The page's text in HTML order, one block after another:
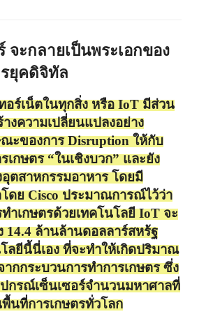
จะกลายเป็นพระเอกของ
ยุคดิจิทัล
อร์เน็ตในทุกสิ่ง หรือ IoT มีส่วน
งความเปลี่ยนแปลงอย่าง
ณะของการ Disruption ให้กับ
เกษตร “ในเชิงบวก” และยัง
ตสาหกรรมอาหาร โดยมี
ดย Cisco ประมาณการณ์ไว้ว่า
ำเกษตรด้วยเทคโนโลยี IoT จะ
14.4 ล้านล้านดอลลาร์สหร้ฐ
ลยีนี้นี่เอง ที่จะทำให้เกิดปริมาณ
กกระบวนการทำการเกษตร ซึ่ง
กรณ์เซ็นเซอร์จำนวนมหาศาลที่
นที่การเกษตรทั่วโลก